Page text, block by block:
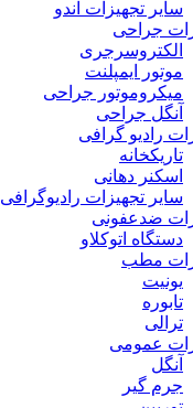
سایر تجهیزات اندو
جراحی
الکتروسرجری
موتور ایمپلنت
میکروموتور جراحی
آنگل جراحی
رادیو گرافی
تاریکخانه
اسکنر دهانی
سایر تجهیزات رادیوگرافی
ضدعفونی
دستگاه اتوکلاو
مطب
یونیت
تابوره
ترالی
عمومی
آنگل
جرم گیر